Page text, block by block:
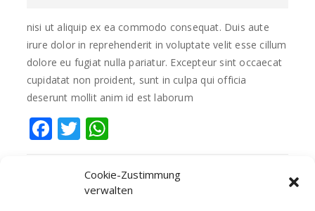
Cookie-Zustimmung
verwalten
nisi ut aliquip ex ea commodo consequat. Duis aute
irure dolor in reprehenderit in voluptate velit esse cillum
dolore eu fugiat nulla pariatur. Excepteur sint occaecat
cupidatat non proident, sunt in culpa qui officia
deserunt mollit anim id est laborum
Facebook
Twitter
WhatsApp